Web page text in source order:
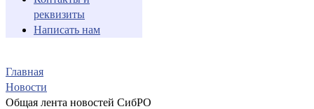
реквизиты
Написать нам
Главная
Новости
Общая лента новостей СибРО